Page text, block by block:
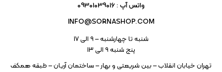
واتس آپ : 09301039016
INFO@SORNASHOP.COM
شنبه تا چهارشنبه – ۹ الی 17
پنج شنبه ۹ الی 13
تهران خیابان انقلاب – بین شریعتی و بهار – ساختمان آریان – طبقه همکف